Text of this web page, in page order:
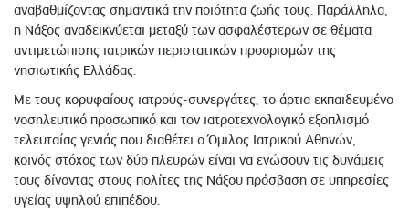
αναβαθμίζοντας σημαντικά την ποιότητα ζωής τους. Παράλληλα,
η Νάξος αναδεικνύεται μεταξύ των ασφαλέστερων σε θέματα
αντιμετώπισης ιατρικών περιστατικών προορισμών της
νησιωτικής Ελλάδας.
Με τους κορυφαίους ιατρούς-συνεργάτες, το άρτια εκπαιδευμένο
νοσηλευτικό προσωπικό και τον ιατροτεχνολογικό εξοπλισμό
τελευταίας γενιάς που διαθέτει ο Όμιλος Ιατρικού Αθηνών,
κοινός στόχος των δύο πλευρών είναι να ενώσουν τις δυνάμεις
τους δίνοντας στους πολίτες της Νάξου πρόσβαση σε υπηρεσίες
υγείας υψηλού επιπέδου.